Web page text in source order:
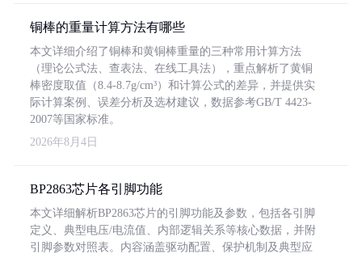
铜棒的重量计算方法有哪些
本文详细介绍了铜棒和黄铜棒重量的三种常用计算方法
（理论公式法、查表法、在线工具法），重点解析了黄铜
棒密度取值（8.4-8.7g/cm³）和计算公式的差异，并提供实
际计算案例、误差分析及选材建议，数据参考GB/T 4423-
2007等国家标准。
2026年8月4日
BP2863芯片各引脚功能
本文详细解析BP2863芯片的引脚功能及参数，包括各引脚
定义、典型电压/电流值、内部逻辑关系等核心数据，并附
引脚参数对照表。内容涵盖驱动配置、保护机制及典型应